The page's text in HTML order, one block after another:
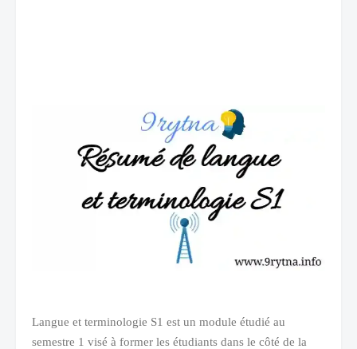
Langue et terminologie S1 est un module étudié au
semestre 1 visé à former les étudiants dans le côté de la